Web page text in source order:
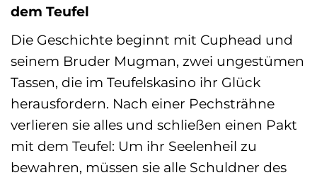
dem Teufel
Die Geschichte beginnt mit Cuphead und
seinem Bruder Mugman, zwei ungestümen
Tassen, die im Teufelskasino ihr Glück
herausfordern. Nach einer Pechsträhne
verlieren sie alles und schließen einen Pakt
mit dem Teufel: Um ihr Seelenheil zu
bewahren, müssen sie alle Schuldner des